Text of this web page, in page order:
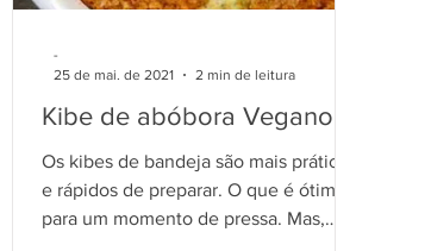
Kibe de abóbora Vegano
Os kibes de bandeja são mais práticos
e rápidos de preparar. O que é ótimo
para um momento de pressa. Mas,
-
25 de mai. de 2021
2 min de leitura